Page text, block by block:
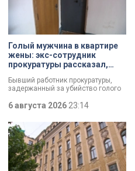
Голый мужчина в квартире
жены: экс-сотрудник
прокуратуры рассказал,
Бывший работник прокуратуры,
задержанный за убийство голого
которые толкнули его на страшное
вынес мертвеца из дома на улице
Луначарского, выдавая
бездыханного мужчину за
изрядно перебравшего приятеля.
6 августа 202623:14